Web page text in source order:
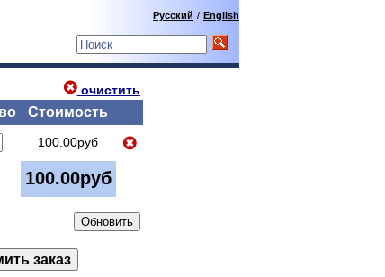
Русский / English
очистить
Стоимость
100.00руб
100.00руб